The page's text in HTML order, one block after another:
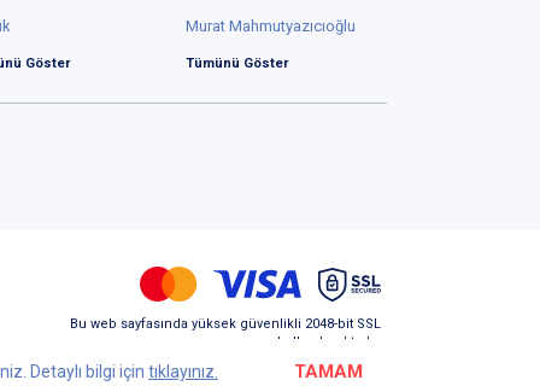
Detaylı bilgi için tıklayınız. TAMAM
Göster
Murat Mahmutyazıcıoğlu
Tümünü Göster
Bu web sayfasında yüksek güvenlikli 2048-bit SSL
kullanılmaktadır.